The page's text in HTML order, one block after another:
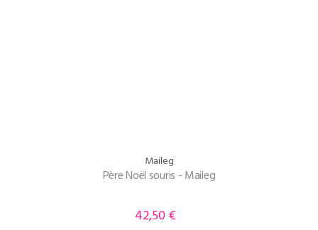
Maileg
Père Noël souris - Maileg
Prix
42,50 €